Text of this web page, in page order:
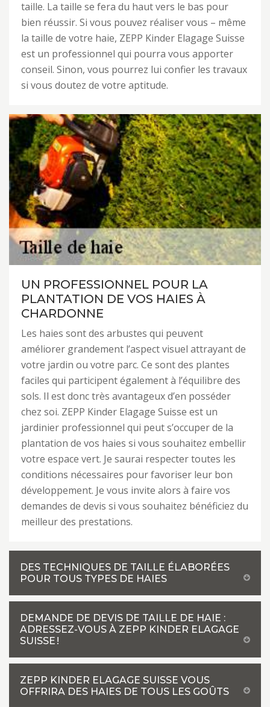
taille. La taille se fera du haut vers le bas pour
bien réussir. Si vous pouvez réaliser vous – même
la taille de votre haie, ZEPP Kinder Elagage Suisse
est un professionnel qui pourra vous apporter
conseil. Sinon, vous pourrez lui confier les travaux
si vous doutez de votre aptitude.
UN PROFESSIONNEL POUR LA
PLANTATION DE VOS HAIES À
CHARDONNE
Les haies sont des arbustes qui peuvent
améliorer grandement l’aspect visuel attrayant de
votre jardin ou votre parc. Ce sont des plantes
faciles qui participent également à l’équilibre des
sols. Il est donc très avantageux d’en posséder
chez soi. ZEPP Kinder Elagage Suisse est un
jardinier professionnel qui peut s’occuper de la
plantation de vos haies si vous souhaitez embellir
votre espace vert. Je saurai respecter toutes les
conditions nécessaires pour favoriser leur bon
développement. Je vous invite alors à faire vos
demandes de devis si vous souhaitez bénéficiez du
meilleur des prestations.
DES TECHNIQUES DE TAILLE ÉLABORÉES
POUR TOUS TYPES DE HAIES
DEMANDE DE DEVIS DE TAILLE DE HAIE :
ADRESSEZ-VOUS À ZEPP KINDER ELAGAGE
SUISSE !
ZEPP KINDER ELAGAGE SUISSE VOUS
OFFRIRA DES HAIES DE TOUS LES GOÛTS